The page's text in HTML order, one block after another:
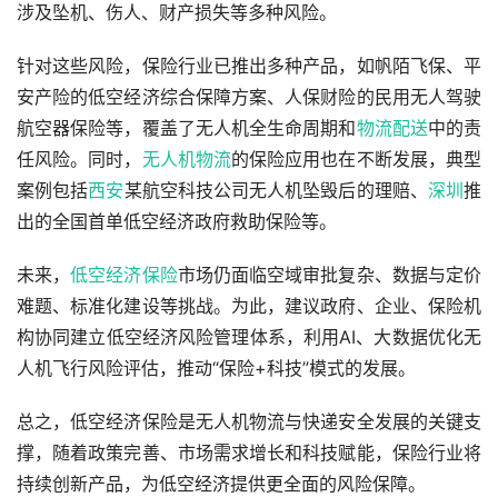
涉及坠机、伤人、财产损失等多种风险。
针对这些风险，保险行业已推出多种产品，如帆陌飞保、平
安产险的低空经济综合保障方案、人保财险的民用无人驾驶
航空器保险等，覆盖了无人机全生命周期和物流配送中的责
任风险。同时， 无人机物流的保险应用也在不断发展，典型
案例包括西安某航空科技公司无人机坠毁后的理赔、 深圳推
出的全国首单低空经济政府救助保险等。
未来，低空经济保险市场仍面临空域审批复杂、数据与定价
难题、标准化建设等挑战。为此，建议政府、企业、保险机
构协同建立低空经济风险管理体系，利用AI、大数据优化无
人机飞行风险评估，推动“保险+科技”模式的发展。
总之，低空经济保险是无人机物流与快递安全发展的关键支
撑，随着政策完善、市场需求增长和科技赋能，保险行业将
持续创新产品，为低空经济提供更全面的风险保障。